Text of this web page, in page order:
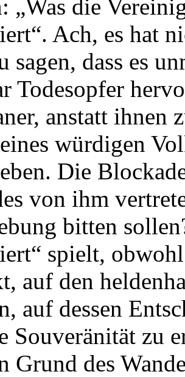
„Was die
Ach, es hat
sagen, dass es
Todesopfer
anstatt ihnen
würdigen
Die
von ihm
bitten
spielt,
auf den
auf dessen
Souveränität zu
Grund des